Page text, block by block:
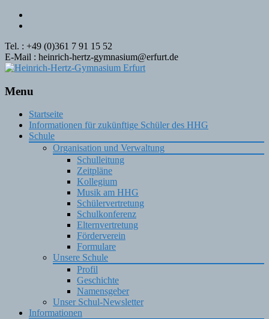
Tel. : +49 (0)361 7 91 15 52
E-Mail : heinrich-hertz-gymnasium@erfurt.de
Menu
Skip
content
Startseite
Informationen für zukünftige Schüler des HHG
Schule
Organisation und Verwaltung
Schulleitung
Zeitpläne
Kollegium
Musik am HHG
Schülervertretung
Schulkonferenz
Elternvertretung
Förderverein
Formulare
Unsere Schule
Profil
Geschichte
Namensgeber
Unser Schul-Newsletter
Informationen